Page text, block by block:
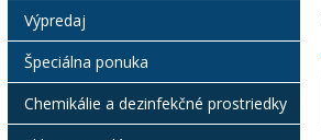
Výpredaj
Špeciálna ponuka
Chemikálie a dezinfekčné prostriedky